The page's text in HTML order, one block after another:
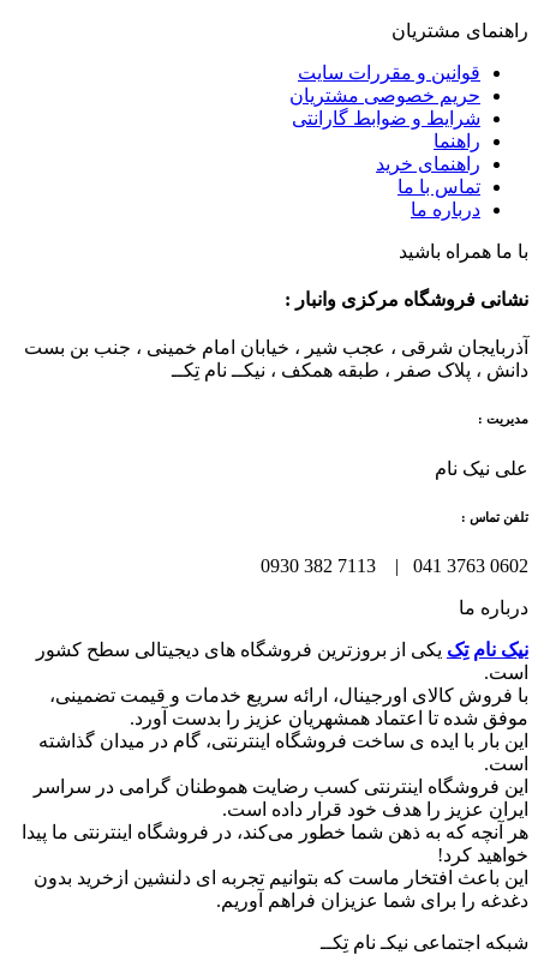
راهنمای مشتریان
قوانین و مقررات سایت
حریم خصوصی مشتریان
شرایط و ضوابط گارانتی
راهنما
راهنمای خرید
تماس با ما
درباره ما
با ما همراه باشید
نشانی فروشگاه مرکزی وانبار :
آذربایجان شرقی ، عجب شیر ، خیابان امام خمینی ، جنب بن بست
دانش ، پلاک صفر ، طبقه همکف ، نیکــ نام تِکــ
مدیریت :
علی نیک نام
تلفن تماس :
0602 3763 041 | 7113 382 0930
درباره ما
نیک نام تِک یکی از بروزترین فروشگاه های دیجیتالی سطح کشور
است.
با فروش کالای اورجینال، ارائه سریع خدمات و قیمت تضمینی،
موفق شده تا اعتماد همشهریان عزیز را بدست آورد.
این بار با ایده ی ساخت فروشگاه اینترنتی، گام در میدان گذاشته
است.
این فروشگاه اینترنتی کسب رضایت هموطنان گرامی در سراسر
ایران عزیز را هدف خود قرار داده است.
هر آنچه که به ذهن شما خطور می‌کند، در فروشگاه اینترنتی ما پیدا
خواهید کرد!
این باعث افتخار ماست که بتوانیم تجربه ای دلنشین ازخرید بدون
دغدغه را برای شما عزیزان فراهم آوریم.
شبکه‌ اجتماعی نیکـ نام تِکــ